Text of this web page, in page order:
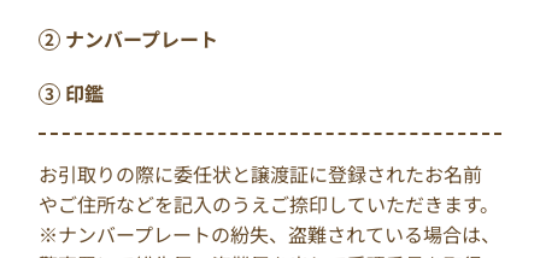
ナンバープレート
印鑑
お引取りの際に委任状と譲渡証に登録されたお名前
やご住所などを記入のうえご捺印していただきます。
※ナンバープレートの紛失、盗難されている場合は、